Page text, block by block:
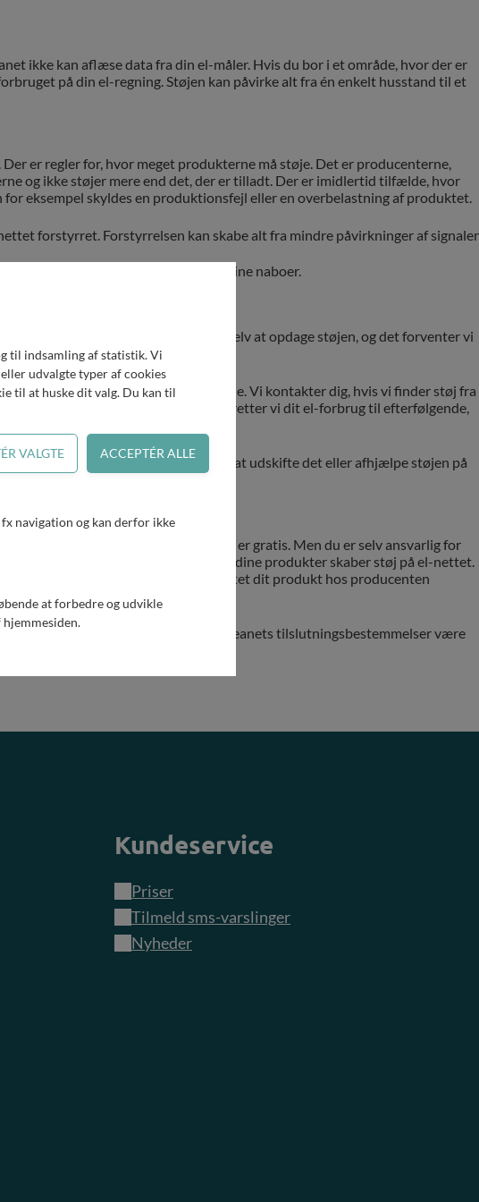
ikke kan aflæse data fra din el-måler. Hvis du bor i et område, hvor der er
på din el-regning. Støjen kan påvirke alt fra én enkelt husstand til et
er regler for, hvor meget produkterne må støje. Det er producenterne,
og ikke støjer mere end det, der er tilladt. Der er imidlertid tilfælde, hvor
eksempel skyldes en produktionsfejl eller en overbelastning af produktet.
forstyrret. Forstyrrelsen kan skabe alt fra mindre påvirkninger af signaler
produkter både hos dig og dine naboer.
ufarlig. Derfor er det også svært selv at opdage støjen, og det forventer vi
vores aflæsning af el-målerne. Vi kontakter dig, hvis vi finder støj fra
indtil støjen er fjernet. I så fald retter vi dit el-forbrug til efterfølgende,
er årsag til støj, er du forpligtet til at udskifte det eller afhjælpe støjen på
undersøgelse af støj fra din husstand er gratis. Men du er selv ansvarlig for
fejlen for egen regning, hvis dine produkter skaber støj på el-nettet.
så du kan bruge det til at få ombyttet dit produkt hos producenten
aftaler med dig, kan vi I henhold til Zeanets tilslutningsbestemmelser være
Kundeservice
Priser
Tilmeld sms-varslinger
Nyheder
til indsamling af statistik. Vi
udvalgte typer af cookies
til at huske dit valg. Du kan til
navigation og kan derfor ikke
at forbedre og udvikle
hjemmesiden.